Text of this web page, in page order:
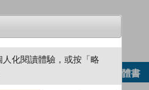
子書 借閱實體書
化閱讀體驗，或按「略